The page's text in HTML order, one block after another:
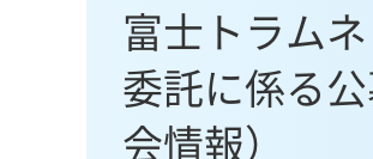
富士トラム
委託に係る
会情報）